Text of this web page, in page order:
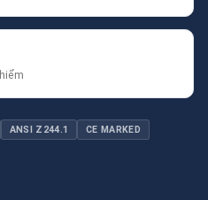
ANSI Z244.1 CE MARKED